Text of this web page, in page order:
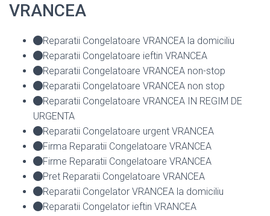
VRANCEA
Reparatii Congelatoare VRANCEA la domiciliu
Reparatii Congelatoare ieftin VRANCEA
Reparatii Congelatoare VRANCEA non-stop
Reparatii Congelatoare VRANCEA non stop
Reparatii Congelatoare VRANCEA IN REGIM DE
URGENTA
Reparatii Congelatoare urgent VRANCEA
Firma Reparatii Congelatoare VRANCEA
Firme Reparatii Congelatoare VRANCEA
Pret Reparatii Congelatoare VRANCEA
Reparatii Congelator VRANCEA la domiciliu
Reparatii Congelator ieftin VRANCEA